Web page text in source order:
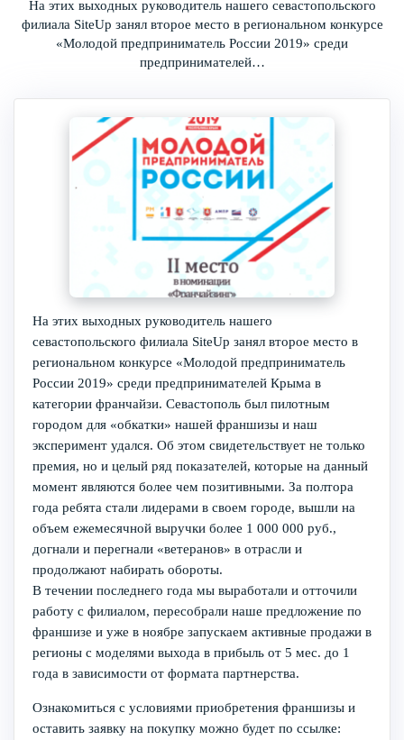
На этих выходных руководитель нашего севастопольского
филиала SiteUp занял второе место в региональном конкурсе
«Молодой предприниматель России 2019» среди
предпринимателей…
На этих выходных руководитель нашего
севастопольского филиала SiteUp занял второе место в
региональном конкурсе «Молодой предприниматель
России 2019» среди предпринимателей Крыма в
категории франчайзи. Севастополь был пилотным
городом для «обкатки» нашей франшизы и наш
эксперимент удался. Об этом свидетельствует не только
премия, но и целый ряд показателей, которые на данный
момент являются более чем позитивными. За полтора
года ребята стали лидерами в своем городе, вышли на
объем ежемесячной выручки более 1 000 000 руб.,
догнали и перегнали «ветеранов» в отрасли и
продолжают набирать обороты.
В течении последнего года мы выработали и отточили
работу с филиалом, пересобрали наше предложение по
франшизе и уже в ноябре запускаем активные продажи в
регионы с моделями выхода в прибыль от 5 мес. до 1
года в зависимости от формата партнерства.
Ознакомиться с условиями приобретения франшизы и
оставить заявку на покупку можно будет по ссылке: